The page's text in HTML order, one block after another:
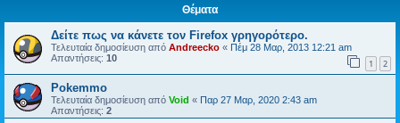
η
Θέματα
Δείτε πως να κάνετε τον Firefox γρηγορότερο.
Τελευταία δημοσίευση από Andreecko « Πέμ 28 Μαρ, 2013 12:21 am
Απαντήσεις: 10 1 2
Pokemmo
Τελευταία δημοσίευση από Void « Παρ 27 Μαρ, 2020 2:43 am
Απαντήσεις: 2